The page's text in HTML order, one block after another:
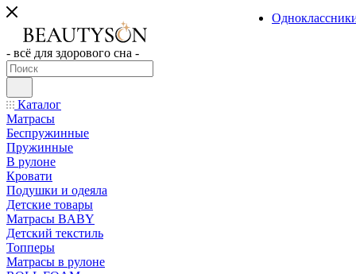
- всё для здорового сна -
Каталог
Матрасы
Беспружинные
Пружинные
В рулоне
Кровати
Подушки и одеяла
Детские товары
Матрасы BABY
Детский текстиль
Топперы
Матрасы в рулоне